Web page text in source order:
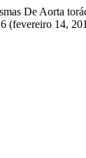
De Aorta
(fevereiro 14,